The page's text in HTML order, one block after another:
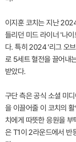
이지훈 코치는 지난
들리던 미드 라이너 '나
다. 특히 2024 '리그 오
로 5세트 혈전을 끌어내
받았다.
구단 측은 공식 소셜 미
을 이끌어줄 이 코치의
치에게 따뜻한 응원을
은 T1이 2라운드에서 반